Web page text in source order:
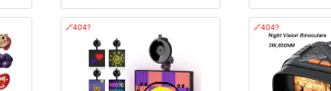
🔗404? 🔗404?